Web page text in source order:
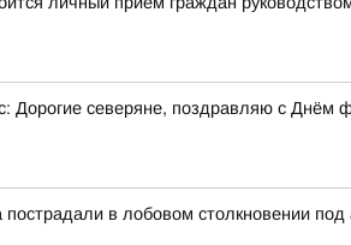
Дорогие северяне, поздравляю с Днём
пострадали в лобовом столкновении